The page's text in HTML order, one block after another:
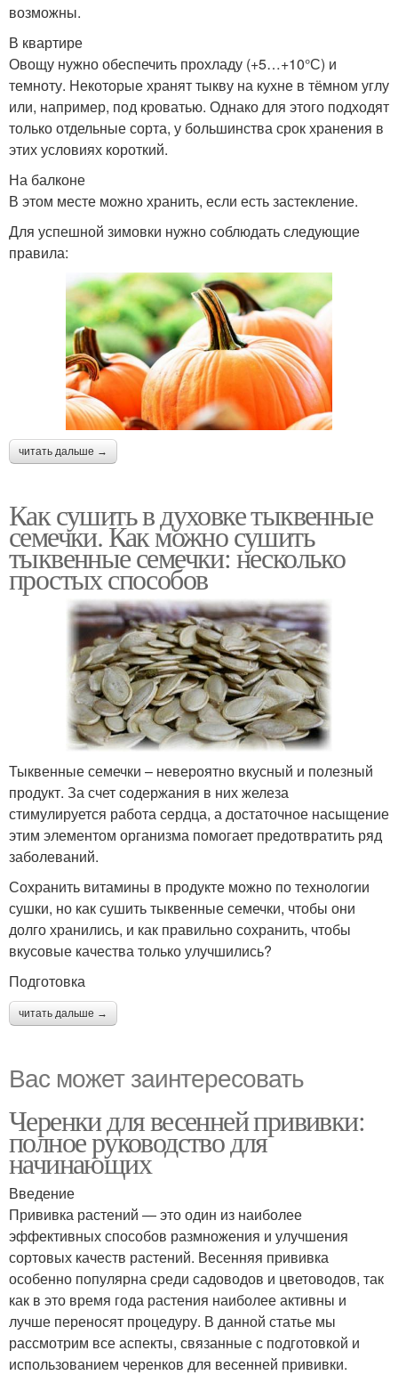
возможны.
В квартире
Овощу нужно обеспечить прохладу (+5…+10°С) и
темноту. Некоторые хранят тыкву на кухне в тёмном углу
или, например, под кроватью. Однако для этого подходят
только отдельные сорта, у большинства срок хранения в
этих условиях короткий.
На балконе
В этом месте можно хранить, если есть застекление.
Для успешной зимовки нужно соблюдать следующие
правила:
читать дальше →
Как сушить в духовке тыквенные
семечки. Как можно сушить
тыквенные семечки: несколько
простых способов
Тыквенные семечки – невероятно вкусный и полезный
продукт. За счет содержания в них железа
стимулируется работа сердца, а достаточное насыщение
этим элементом организма помогает предотвратить ряд
заболеваний.
Сохранить витамины в продукте можно по технологии
сушки, но как сушить тыквенные семечки, чтобы они
долго хранились, и как правильно сохранить, чтобы
вкусовые качества только улучшились?
Подготовка
читать дальше →
Вас может заинтересовать
Черенки для весенней прививки:
полное руководство для
начинающих
Введение
Прививка растений — это один из наиболее
эффективных способов размножения и улучшения
сортовых качеств растений. Весенняя прививка
особенно популярна среди садоводов и цветоводов, так
как в это время года растения наиболее активны и
лучше переносят процедуру. В данной статье мы
рассмотрим все аспекты, связанные с подготовкой и
использованием черенков для весенней прививки.